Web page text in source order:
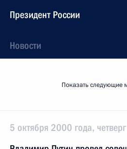
Президент России
Новости
Показать следующие
5 октября 2000 года, четверг